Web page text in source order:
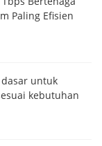
Paling Efisien
untuk
kebutuhan